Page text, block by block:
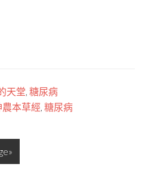
天堂,糖尿病
農本草經,糖尿病